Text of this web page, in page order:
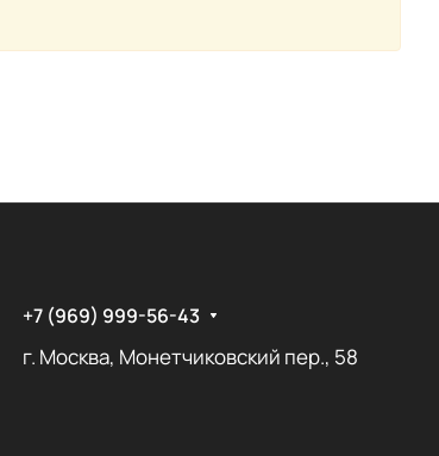
+7 (969) 999-56-43
г. Москва, Монетчиковский пер., 58